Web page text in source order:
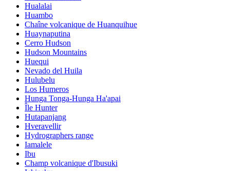
Hualalai
Huambo
Chaîne volcanique de Huanquihue
Huaynaputina
Cerro Hudson
Hudson Mountains
Huequi
Nevado del Huila
Hulubelu
Los Humeros
Hunga Tonga-Hunga Ha'apai
Île Hunter
Hutapanjang
Hveravellir
Hydrographers range
Iamalele
Ibu
Champ volcanique d'Ibusuki